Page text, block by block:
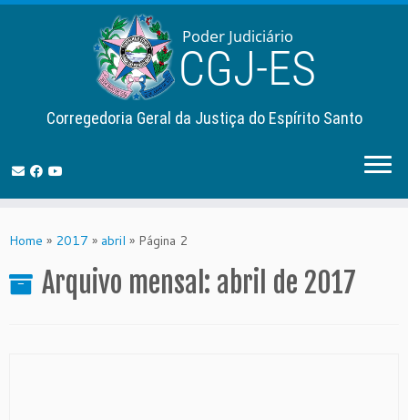
to
Corregedoria Geral da Justiça do Espírito Santo
Home » 2017 » abril » Página 2
Arquivo mensal: abril de 2017